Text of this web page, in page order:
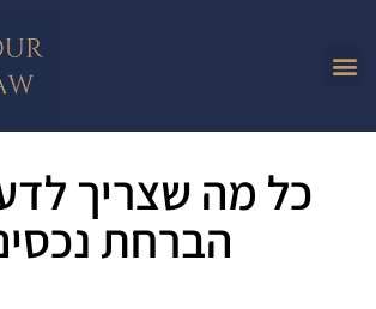
כל מה שצריך
הברחת